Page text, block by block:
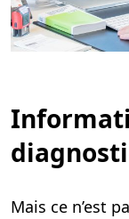
Mais ce n’est